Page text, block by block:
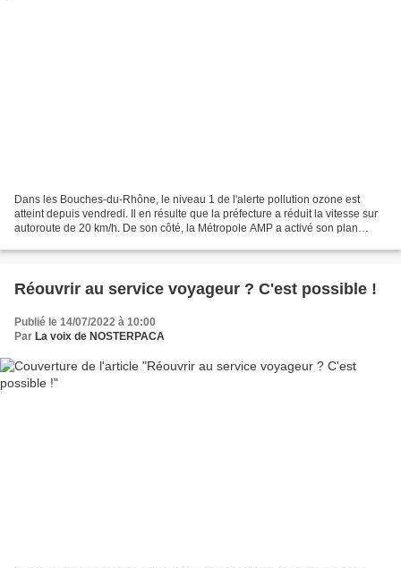
Dans les Bouches-du-Rhône, le niveau 1 de l'alerte pollution ozone est
atteint depuis vendredi. Il en résulte que la préfecture a réduit la vitesse sur
autoroute de 20 km/h. De son côté, la Métropole AMP a activé son plan
Réouvrir au service voyageur ? C'est possible !
Publié le 14/07/2022 à 10:00
Par La voix de NOSTERPACA